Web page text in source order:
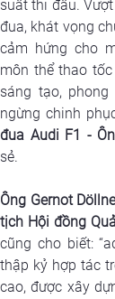
suất thi đấu.
đua, khát vọng
cảm hứng cho
môn thể thao
sáng tạo,
ngừng chinh
đua Audi F1 -
sẻ.
Ông Gernot
tịch Hội đồng
cũng cho biết:
thập kỷ hợp tác
cao, được xây